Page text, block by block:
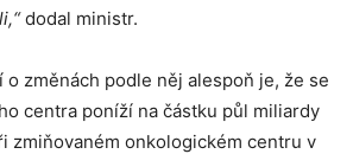
dodal ministr.
o změnách podle něj alespoň je, že se
centra poníží na částku půl miliardy
zmiňovaném onkologickém centru v